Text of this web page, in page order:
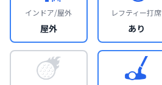
インドア/屋外
屋外
レフティー打席
あり